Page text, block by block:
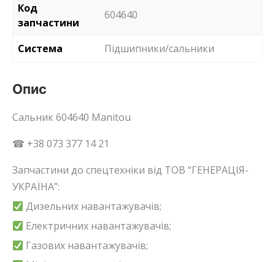
Код
запчастини
604640
Система Підшипники/сальники
Опис
Сальник 604640 Manitou
☎ +38 073 377 14 21
Запчастини до спецтехніки від ТОВ “ГЕНЕРАЦІЯ-
УКРАЇНА”:
Дизельних навантажувачів;
Електричних навантажувачів;
Газових навантажувачів;